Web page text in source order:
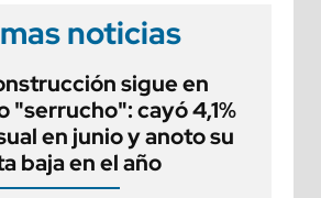
noticias
sigue en
"serrucho": cayó 4,1%
en junio y anoto su
baja en el año